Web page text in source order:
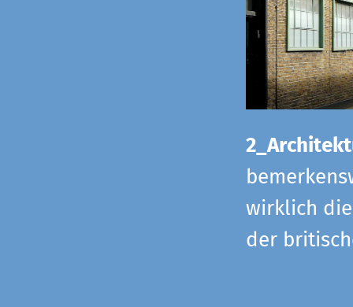
wirklich
der